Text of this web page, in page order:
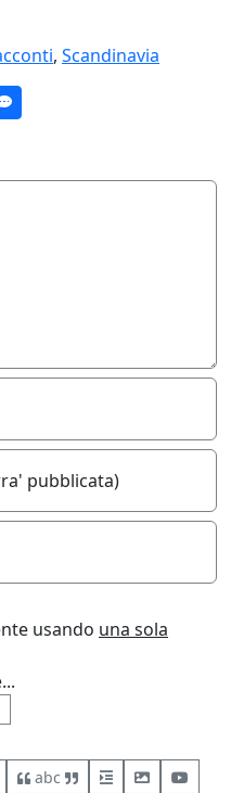
, Scandinavia
pubblicata)
usando una sola
abc